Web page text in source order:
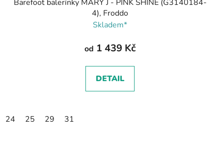
Barefoot balerínky MARY J - PINK SHINE (G3140184-
4), Froddo
Skladem*
od 1 439 Kč
DETAIL
24 25 29 31